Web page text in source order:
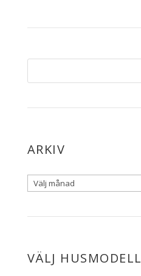
ARKIV
VÄLJ HUSMODELL